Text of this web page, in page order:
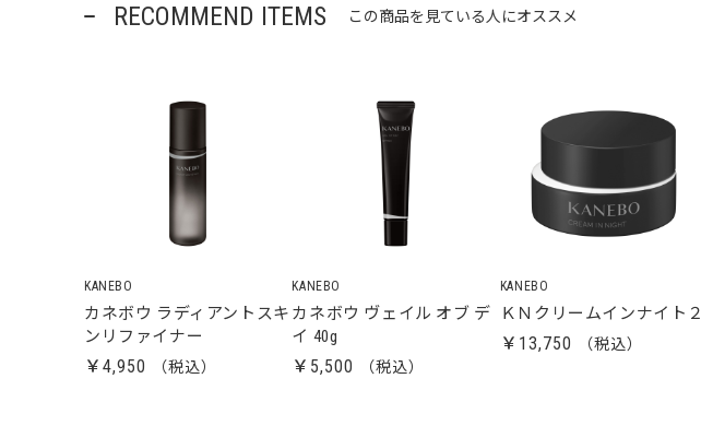
RECOMMEND ITEMS この商品を見ている人にオススメ
KANEBO
カネボウ ラディアントスキ
ンリファイナー
￥4,950
KANEBO
カネボウ ヴェイル オブ デ
イ 40g
￥5,500
KANEBO
ＫＮクリームインナイト２
￥13,750